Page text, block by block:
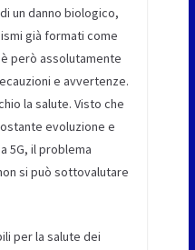
un danno biologico,
già formati come
però assolutamente
e avvertenze.
la salute. Visto che
evoluzione e
5G, il problema
si può sottovalutare
per la salute dei